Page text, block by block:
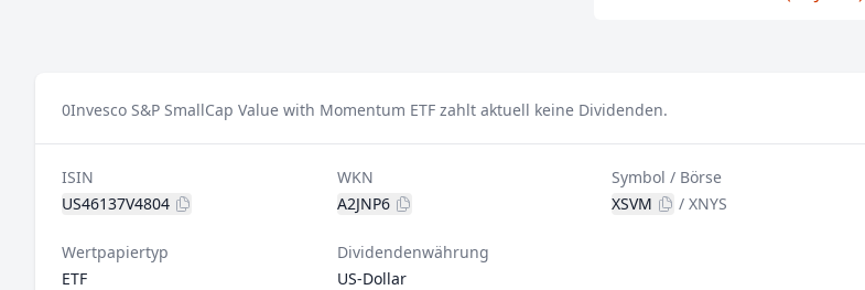
0Invesco S&P SmallCap Value with Momentum ETF zahlt aktuell keine Dividenden.
ISIN
US46137V4804
WKN
A2JNP6
Symbol / Börse
XSVM
/XNYS
Wertpapiertyp
ETF
Dividendenwährung
US-Dollar